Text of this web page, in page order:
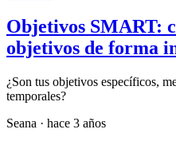
Objetivos SMART:
objetivos de forma
¿Son tus objetivos específicos,
temporales?
Seana · hace 3 años